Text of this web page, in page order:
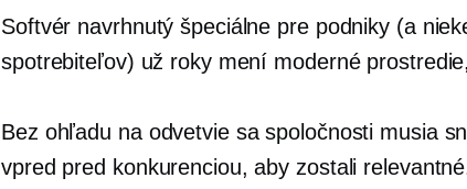
Softvér navrhnutý špeciálne pre podniky (a
spotrebiteľov) už roky mení moderné
Bez ohľadu na odvetvie sa spoločnosti musia
vpred pred konkurenciou, aby zostali